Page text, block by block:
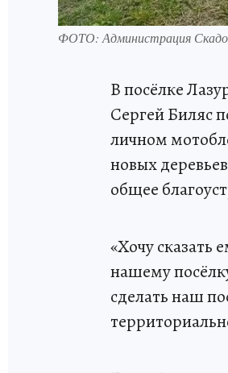
ФОТО: Администрация
В посёлке
Сергей Биляс
личном
новых
общее
«Хочу сказать
нашему
сделать наш